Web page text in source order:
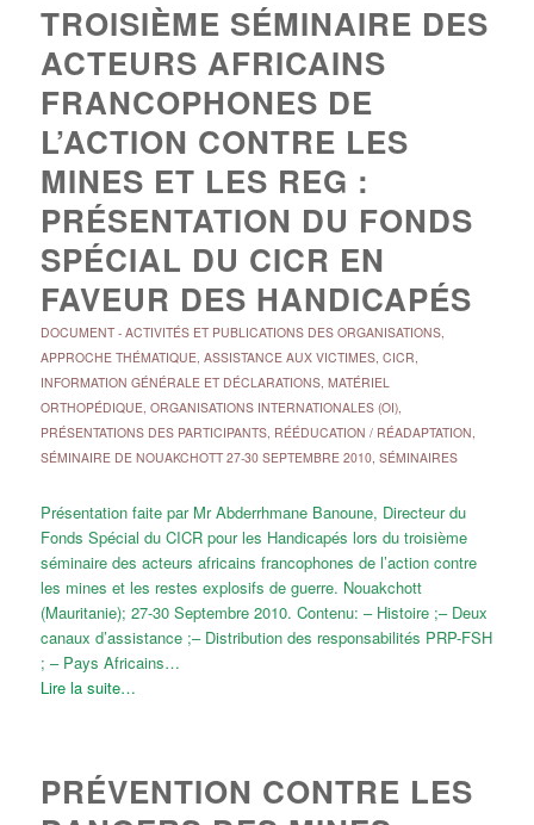
TROISIÈME SÉMINAIRE DES
ACTEURS AFRICAINS
FRANCOPHONES DE
L’ACTION CONTRE LES
MINES ET LES REG :
PRÉSENTATION DU FONDS
SPÉCIAL DU CICR EN
FAVEUR DES HANDICAPÉS
DOCUMENT- ACTIVITÉS ET PUBLICATIONS DES ORGANISATIONS,
APPROCHE THÉMATIQUE, ASSISTANCE AUX VICTIMES, CICR,
INFORMATION GÉNÉRALE ET DÉCLARATIONS, MATÉRIEL
ORTHOPÉDIQUE, ORGANISATIONS INTERNATIONALES (OI),
PRÉSENTATIONS DES PARTICIPANTS, RÉÉDUCATION / RÉADAPTATION,
SÉMINAIRE DE NOUAKCHOTT 27-30 SEPTEMBRE 2010, SÉMINAIRES
Présentation faite par Mr Abderrhmane Banoune, Directeur du
Fonds Spécial du CICR pour les Handicapés lors du troisième
séminaire des acteurs africains francophones de l’action contre
les mines et les restes explosifs de guerre. Nouakchott
(Mauritanie); 27-30 Septembre 2010. Contenu: – Histoire ;– Deux
canaux d’assistance ;– Distribution des responsabilités PRP-FSH
; – Pays Africains…
Lire la suite…
PRÉVENTION CONTRE LES